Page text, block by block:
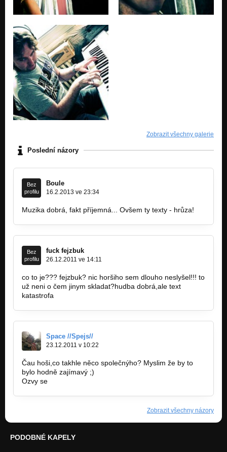
Zobrazit všechny galerie
Poslední názory
Bez
profilu
Boule
16.2.2013 ve 23:34
Muzika dobrá, fakt příjemná... Ovšem ty texty - hrůza!
Bez
profilu
fuck fejzbuk
26.12.2011 ve 14:11
co to je??? fejzbuk? nic horšiho sem dlouho neslyšel!!! to
už neni o čem jinym skladat?hudba dobrá,ale text
katastrofa
Space //Spejs//
23.12.2011 v 10:22
Čau hoši,co takhle něco společnýho? Myslim že by to
bylo hodně zajímavý ;)
Ozvy se
Zobrazit všechny názory
PODOBNÉ KAPELY